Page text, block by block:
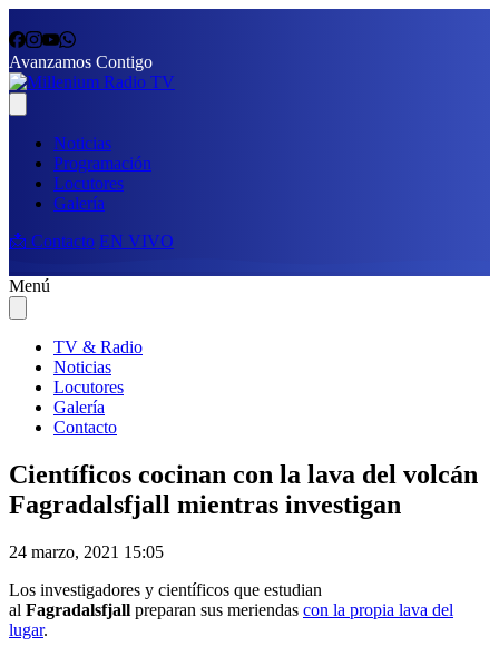
Avanzamos Contigo
Noticias
Programación
Locutores
Galería
📩 Contacto EN VIVO
Menú
TV & Radio
Noticias
Locutores
Galería
Contacto
Científicos cocinan con la lava del volcán
Fagradalsfjall mientras investigan
24 marzo, 2021 15:05
Los investigadores y científicos que estudian
al Fagradalsfjall preparan sus meriendas con la propia lava del
lugar.